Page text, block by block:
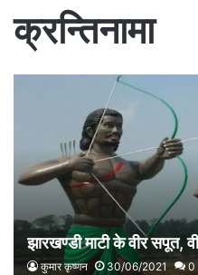
क्रन्तिनामा
झारखण्डी माटी के वीर सपूत,
कुमार कृष्णन 30/06/2021 0